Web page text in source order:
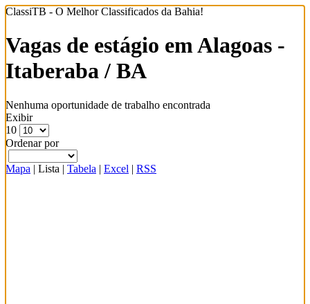
ClassiTB - O Melhor Classificados da Bahia!
Vagas de estágio em Alagoas -
Itaberaba / BA
Nenhuma oportunidade de trabalho encontrada
Exibir
10
Ordenar por
Mapa | Lista | Tabela | Excel | RSS